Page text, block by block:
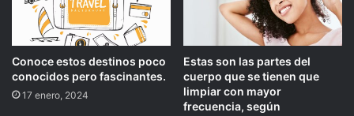
Conoce estos destinos poco
conocidos pero fascinantes.
17 enero, 2024
Estas son las partes del
cuerpo que se tienen que
limpiar con mayor
frecuencia, según